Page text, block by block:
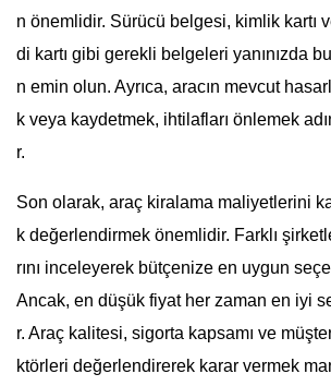
n önemlidir. Sürücü belgesi, kimlik kartı
di kartı gibi gerekli belgeleri yanınızda
n emin olun. Ayrıca, aracın mevcut
k veya kaydetmek, ihtilafları önlemek
r.
Son olarak, araç kiralama maliyetlerini
k değerlendirmek önemlidir. Farklı
rını inceleyerek bütçenize en uygun
Ancak, en düşük fiyat her zaman en iyi
r. Araç kalitesi, sigorta kapsamı ve
ktörleri değerlendirerek karar vermek